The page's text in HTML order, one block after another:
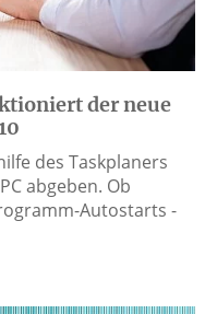
der neue
des Taskplaners
abgeben. Ob
Autostarts -